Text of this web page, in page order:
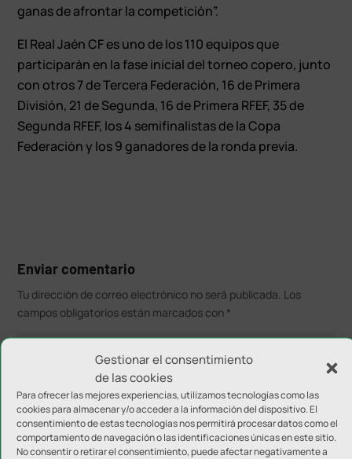
Gestionar el consentimiento
de las cookies
Para ofrecer las mejores experiencias, utilizamos tecnologías como las
cookies para almacenar y/o acceder a la información del dispositivo. El
consentimiento de estas tecnologías nos permitirá procesar datos como el
comportamiento de navegación o las identificaciones únicas en este sitio.
No consentir o retirar el consentimiento, puede afectar negativamente a
ganas de afrontar la competición”.
El Real Jaén CF es uno de los 110 equipos que
participarán en la fase inicial del torneo copero, junto
con otros 7 de Tercera Federación, 16 de Primera
División, 21 de Segunda, 16 de Primera RFEF, 35 de
Segunda RFEF, los 4 semifinalistas de la Copa
Federación y los 9 ganadores de la ronda previa.
Enviar comentario
Tu dirección de correo electrónico no será publicada. Los
campos obligatorios están marcados con *